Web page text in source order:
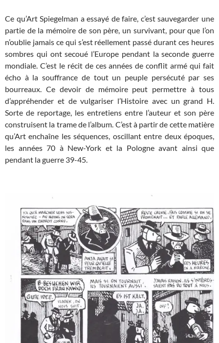
Ce qu’Art Spiegelman a essayé de faire, c’est sauvegarder une
partie de la mémoire de son père, un survivant, pour que l’on
n’oublie jamais ce qui s’est réellement passé durant ces heures
sombres qui ont secoué l’Europe pendant la seconde guerre
mondiale. C’est le récit de ces années de conflit armé qui fait
écho à la souffrance de tout un peuple persécuté par ses
bourreaux. Ce devoir de mémoire peut permettre à tous
d’appréhender et de vulgariser l’Histoire avec un grand H.
Sorte de reportage, les entretiens entre l’auteur et son père
construisent la trame de l’album. C’est à partir de cette matière
qu’Art enchaîne les séquences, oscillant entre deux époques,
les années 70 à New-York et la Pologne avant ainsi que
pendant la guerre 39-45.